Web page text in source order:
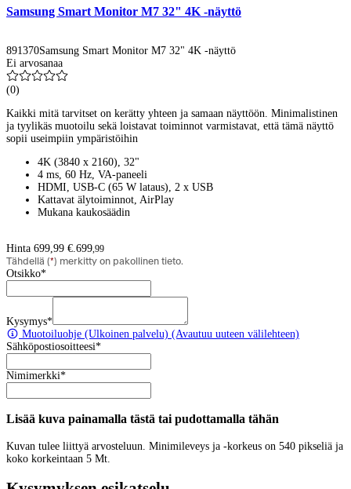
Samsung Smart Monitor M7 32" 4K -näyttö
891370Samsung Smart Monitor M7 32" 4K -näyttö
Ei arvosanaa
(0)
Kaikki mitä tarvitset on kerätty yhteen ja samaan näyttöön. Minimalistinen
ja tyylikäs muotoilu sekä loistavat toiminnot varmistavat, että tämä näyttö
sopii useimpiin ympäristöihin
4K (3840 x 2160), 32"
4 ms, 60 Hz, VA-paneeli
HDMI, USB-C (65 W lataus), 2 x USB
Kattavat älytoiminnot, AirPlay
Mukana kaukosäädin
Hinta 699,99 €. 699,99
Tähdellä (*) merkitty on pakollinen tieto.
Otsikko*
Kysymys*
Muotoiluohje (Ulkoinen palvelu) (Avautuu uuteen välilehteen)
Sähköpostiosoitteesi*
Nimimerkki*
Lisää kuva painamalla tästä tai pudottamalla tähän
Kuvan tulee liittyä arvosteluun. Minimileveys ja -korkeus on 540 pikseliä ja
koko korkeintaan 5 Mt.